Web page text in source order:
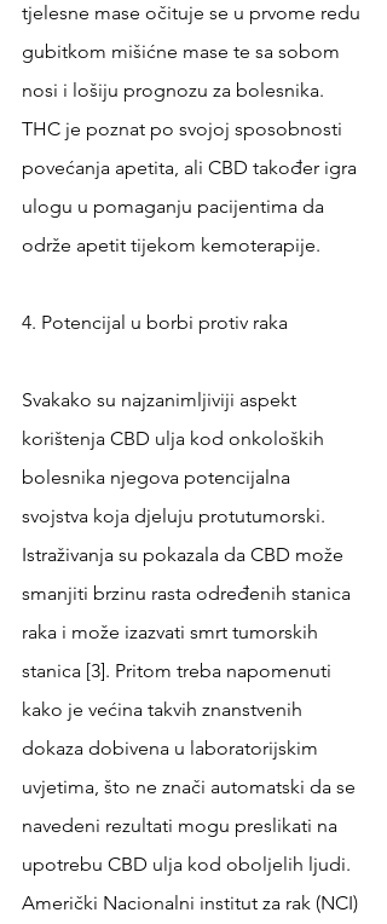
tjelesne mase očituje se u prvome redu
gubitkom mišićne mase te sa sobom
nosi i lošiju prognozu za bolesnika.
THC je poznat po svojoj sposobnosti
povećanja apetita, ali CBD također igra
ulogu u pomaganju pacijentima da
održe apetit tijekom kemoterapije.
4. Potencijal u borbi protiv raka
Svakako su najzanimljiviji aspekt
korištenja CBD ulja kod onkoloških
bolesnika njegova potencijalna
svojstva koja djeluju protutumorski.
Istraživanja su pokazala da CBD može
smanjiti brzinu rasta određenih stanica
raka i može izazvati smrt tumorskih
stanica [3]. Pritom treba napomenuti
kako je većina takvih znanstvenih
dokaza dobivena u laboratorijskim
uvjetima, što ne znači automatski da se
navedeni rezultati mogu preslikati na
upotrebu CBD ulja kod oboljelih ljudi.
Američki Nacionalni institut za rak (NCI)